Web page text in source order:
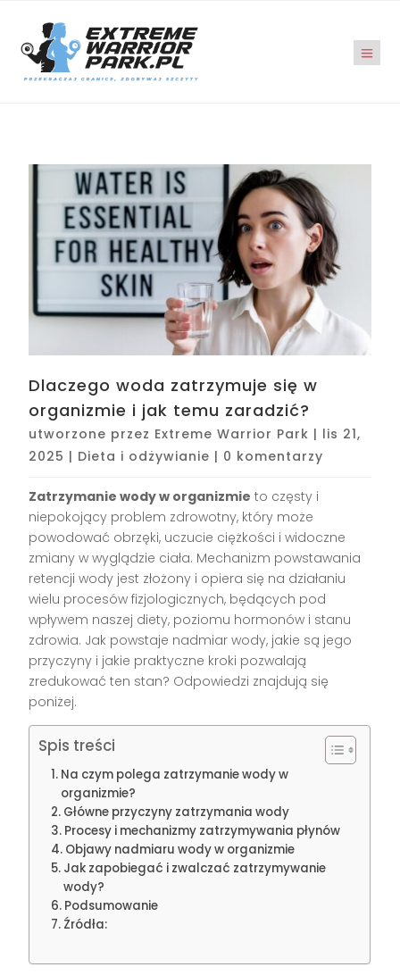
Dlaczego woda zatrzymuje się w
organizmie i jak temu zaradzić?
utworzone przez Extreme Warrior Park | lis 21,
2025 | Dieta i odżywianie | 0 komentarzy
Zatrzymanie wody w organizmie to częsty i
niepokojący problem zdrowotny, który może
powodować obrzęki, uczucie ciężkości i widoczne
zmiany w wyglądzie ciała. Mechanizm powstawania
retencji wody jest złożony i opiera się na działaniu
wielu procesów fizjologicznych, będących pod
wpływem naszej diety, poziomu hormonów i stanu
zdrowia. Jak powstaje nadmiar wody, jakie są jego
przyczyny i jakie praktyczne kroki pozwalają
zredukować ten stan? Odpowiedzi znajdują się
poniżej.
Spis treści
Na czym polega zatrzymanie wody w
organizmie?
Główne przyczyny zatrzymania wody
Procesy i mechanizmy zatrzymywania płynów
Objawy nadmiaru wody w organizmie
Jak zapobiegać i zwalczać zatrzymywanie
wody?
Podsumowanie
Źródła: